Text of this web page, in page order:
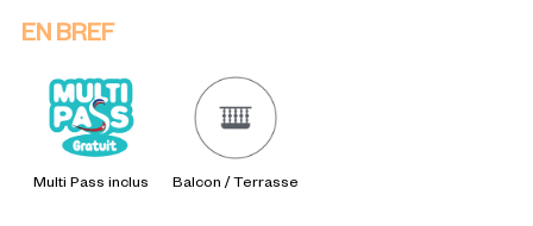
EN BREF
Multi Pass inclus Balcon / Terrasse